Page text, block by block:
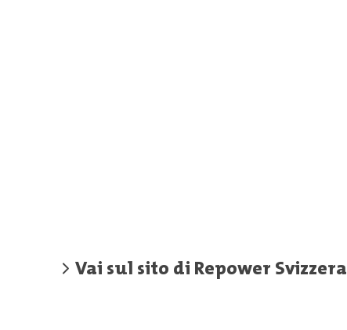
Vai sul sito di Repower Svizzera